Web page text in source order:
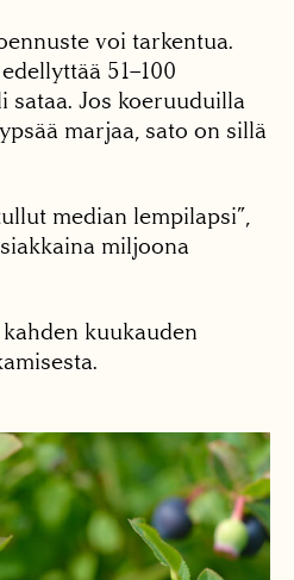
voi tarkentua.
51–100
sataa. Jos koeruuduilla
marjaa, sato on sillä
median lempilapsi”,
miljoona
kuukauden